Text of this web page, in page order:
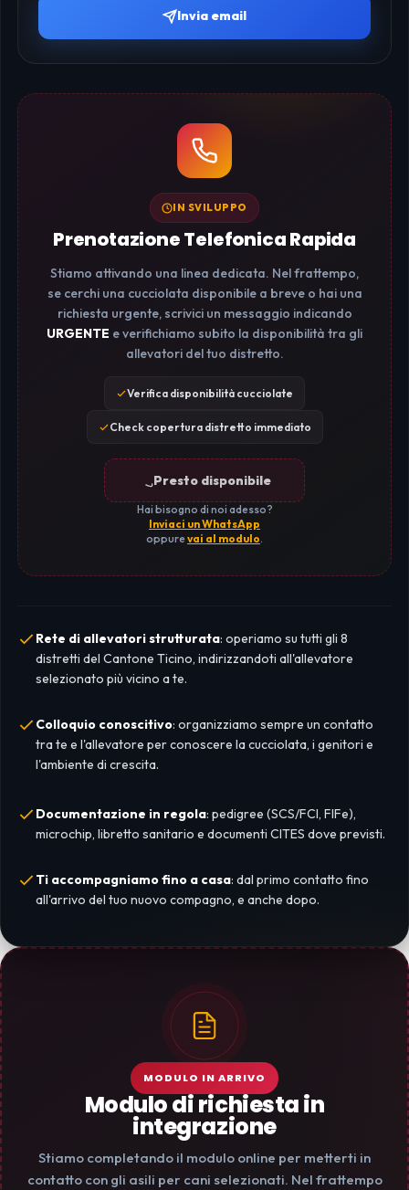
Invia email
IN SVILUPPO
Prenotazione Telefonica Rapida
Stiamo attivando una linea dedicata. Nel frattempo,
se cerchi una cucciolata disponibile a breve o hai una
richiesta urgente, scrivici un messaggio indicando
URGENTE e verifichiamo subito la disponibilità tra gli
allevatori del tuo distretto.
Verifica disponibilità cucciolate
Check copertura distretto immediato
Presto disponibile
Hai bisogno di noi adesso?
Inviaci un WhatsApp
oppurevai al modulo.
Rete di allevatori strutturata: operiamo su tutti gli 8
distretti del Cantone Ticino, indirizzandoti all'allevatore
selezionato più vicino a te.
Colloquio conoscitivo: organizziamo sempre un contatto
tra te e l'allevatore per conoscere la cucciolata, i genitori e
l'ambiente di crescita.
Documentazione in regola: pedigree (SCS/FCI, FIFe),
microchip, libretto sanitario e documenti CITES dove previsti.
Ti accompagniamo fino a casa: dal primo contatto fino
all'arrivo del tuo nuovo compagno, e anche dopo.
MODULO IN ARRIVO
Modulo di richiesta in
integrazione
Stiamo completando il modulo online per metterti in
contatto con gli asili per cani selezionati. Nel frattempo